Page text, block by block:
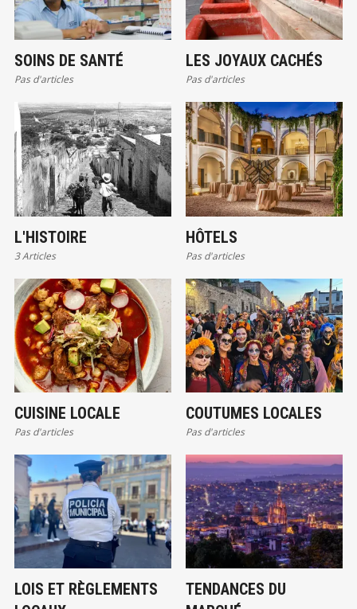
SOINS DE SANTÉ
Pas d'articles
LES JOYAUX CACHÉS
Pas d'articles
L'HISTOIRE
3 Articles
HÔTELS
Pas d'articles
CUISINE LOCALE
Pas d'articles
COUTUMES LOCALES
Pas d'articles
LOIS ET RÈGLEMENTS
TENDANCES DU